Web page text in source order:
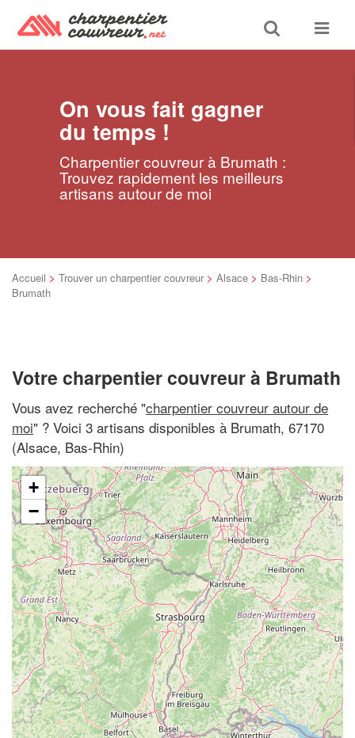
Toggle
search
Toggle
On vous fait gagner
du temps !
Charpentier couvreur à Brumath :
Trouvez rapidement les meilleurs
artisans autour de moi
Accueil > Trouver un charpentier couvreur > Alsace > Bas-Rhin >
Brumath
Votre charpentier couvreur à Brumath
Vous avez recherché "charpentier couvreur autour de
moi" ? Voici 3 artisans disponibles à Brumath, 67170
(Alsace, Bas-Rhin)
+
−